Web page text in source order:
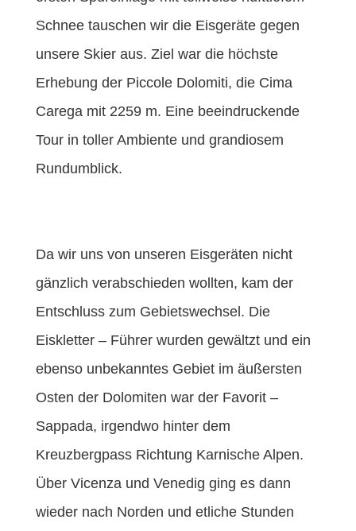
Schnee tauschen wir die Eisgeräte gegen
unsere Skier aus. Ziel war die höchste
Erhebung der Piccole Dolomiti, die Cima
Carega mit 2259 m. Eine beeindruckende
Tour in toller Ambiente und grandiosem
Rundumblick.
Da wir uns von unseren Eisgeräten nicht
gänzlich verabschieden wollten, kam der
Entschluss zum Gebietswechsel. Die
Eiskletter – Führer wurden gewältzt und ein
ebenso unbekanntes Gebiet im äußersten
Osten der Dolomiten war der Favorit –
Sappada, irgendwo hinter dem
Kreuzbergpass Richtung Karnische Alpen.
Über Vicenza und Venedig ging es dann
wieder nach Norden und etliche Stunden